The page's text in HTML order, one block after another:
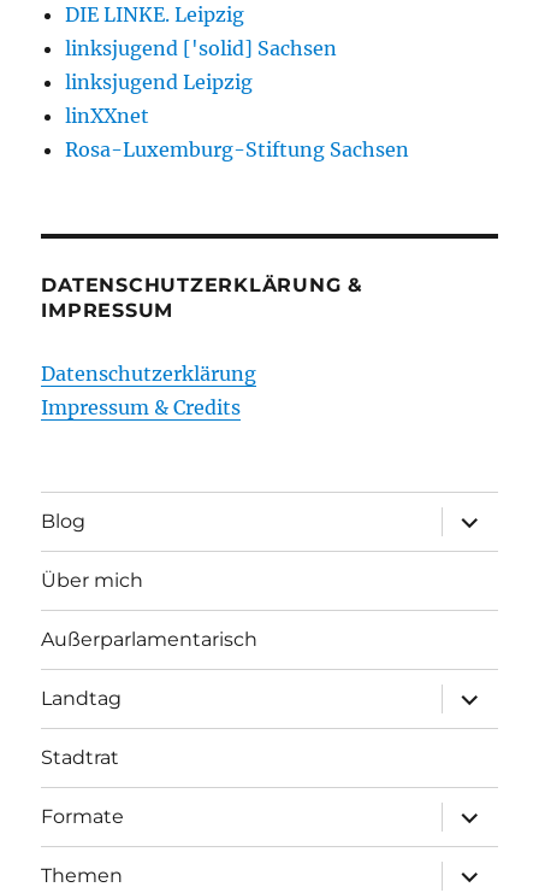
DIE LINKE. Leipzig
linksjugend ['solid] Sachsen
linksjugend Leipzig
linXXnet
Rosa-Luxemburg-Stiftung Sachsen
DATENSCHUTZERKLÄRUNG &
IMPRESSUM
Datenschutzerklärung
Impressum & Credits
Blog
öffnen
Über mich
Außerparlamentarisch
Landtag
öffnen
Stadtrat
Formate
öffnen
Themen